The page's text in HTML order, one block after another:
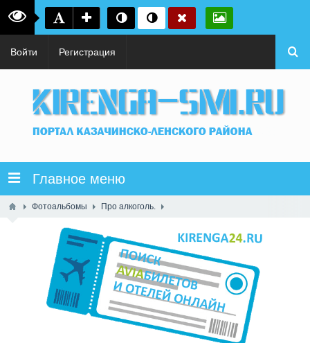
Войти Регистрация
Главное меню
Фотоальбомы Про алкоголь.